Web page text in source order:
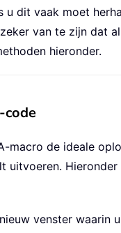
u dit vaak moet
van te zijn dat
hieronder.
code
macro de ideale
uitvoeren.
venster waarin